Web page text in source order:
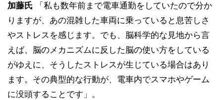
加藤氏 「私も数年前まで電車通勤をしていたので分か
りますが、あの混雑した車両に乗っていると息苦しさ
やストレスを感じます。でも、脳科学的な見地から言
えば、脳のメカニズムに反した脳の使い方をしている
がゆえに、そうしたストレスが生じている場合はあり
ます。その典型的な行動が、電車内でスマホやゲーム
に没頭することです」。